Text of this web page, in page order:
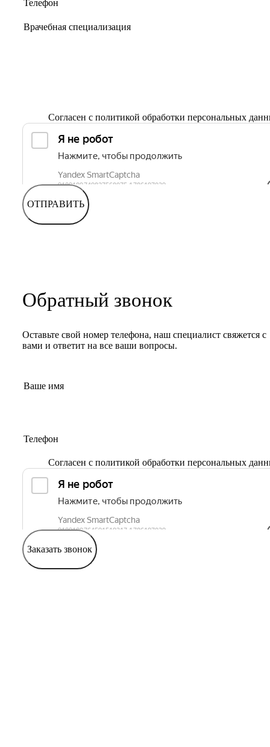
Согласен с политикой обработки персональных
ОТПРАВИТЬ
Обратный звонок
Оставьте свой номер телефона, наш специалист свяжется с
вами и ответит на все ваши вопросы.
Согласен с политикой обработки персональных
Заказать звонок